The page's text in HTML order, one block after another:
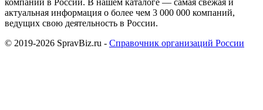
актуальная информация о более чем 3 000 000 компаний,
ведущих свою деятельность в России.
© 2019-2026 SpravBiz.ru - Справочник организаций России